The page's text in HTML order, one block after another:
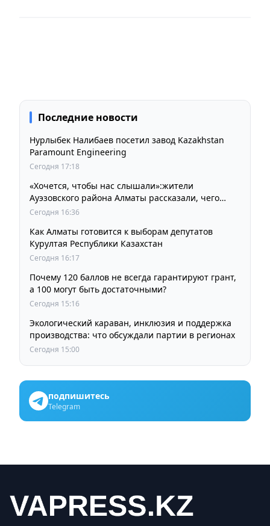
Последние новости
Нурлыбек Налибаев посетил завод Kazakhstan
Paramount Engineering
Сегодня 17:18
«Хочется, чтобы нас слышали»:жители
Ауэзовского района Алматы рассказали, чего
ждут от выборов депутатов Курултая
Сегодня 16:36
Как Алматы готовится к выборам депутатов
Курултая Республики Казахстан
Сегодня 16:17
Почему 120 баллов не всегда гарантируют грант,
а 100 могут быть достаточными?
Сегодня 15:16
Экологический караван, инклюзия и поддержка
производства: что обсуждали партии в регионах
Сегодня 15:00
подпишитесь
Telegram